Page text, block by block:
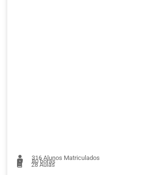
316 Alunos Matriculados
80 horas
28Aulas